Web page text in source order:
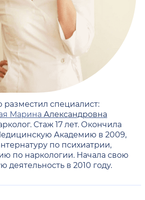
разместил специалист:
Марина Александровна
Стаж 17 лет. Окончила
Академию в 2009,
по психиатрии,
по наркологии. Начала свою
деятельность в 2010 году.